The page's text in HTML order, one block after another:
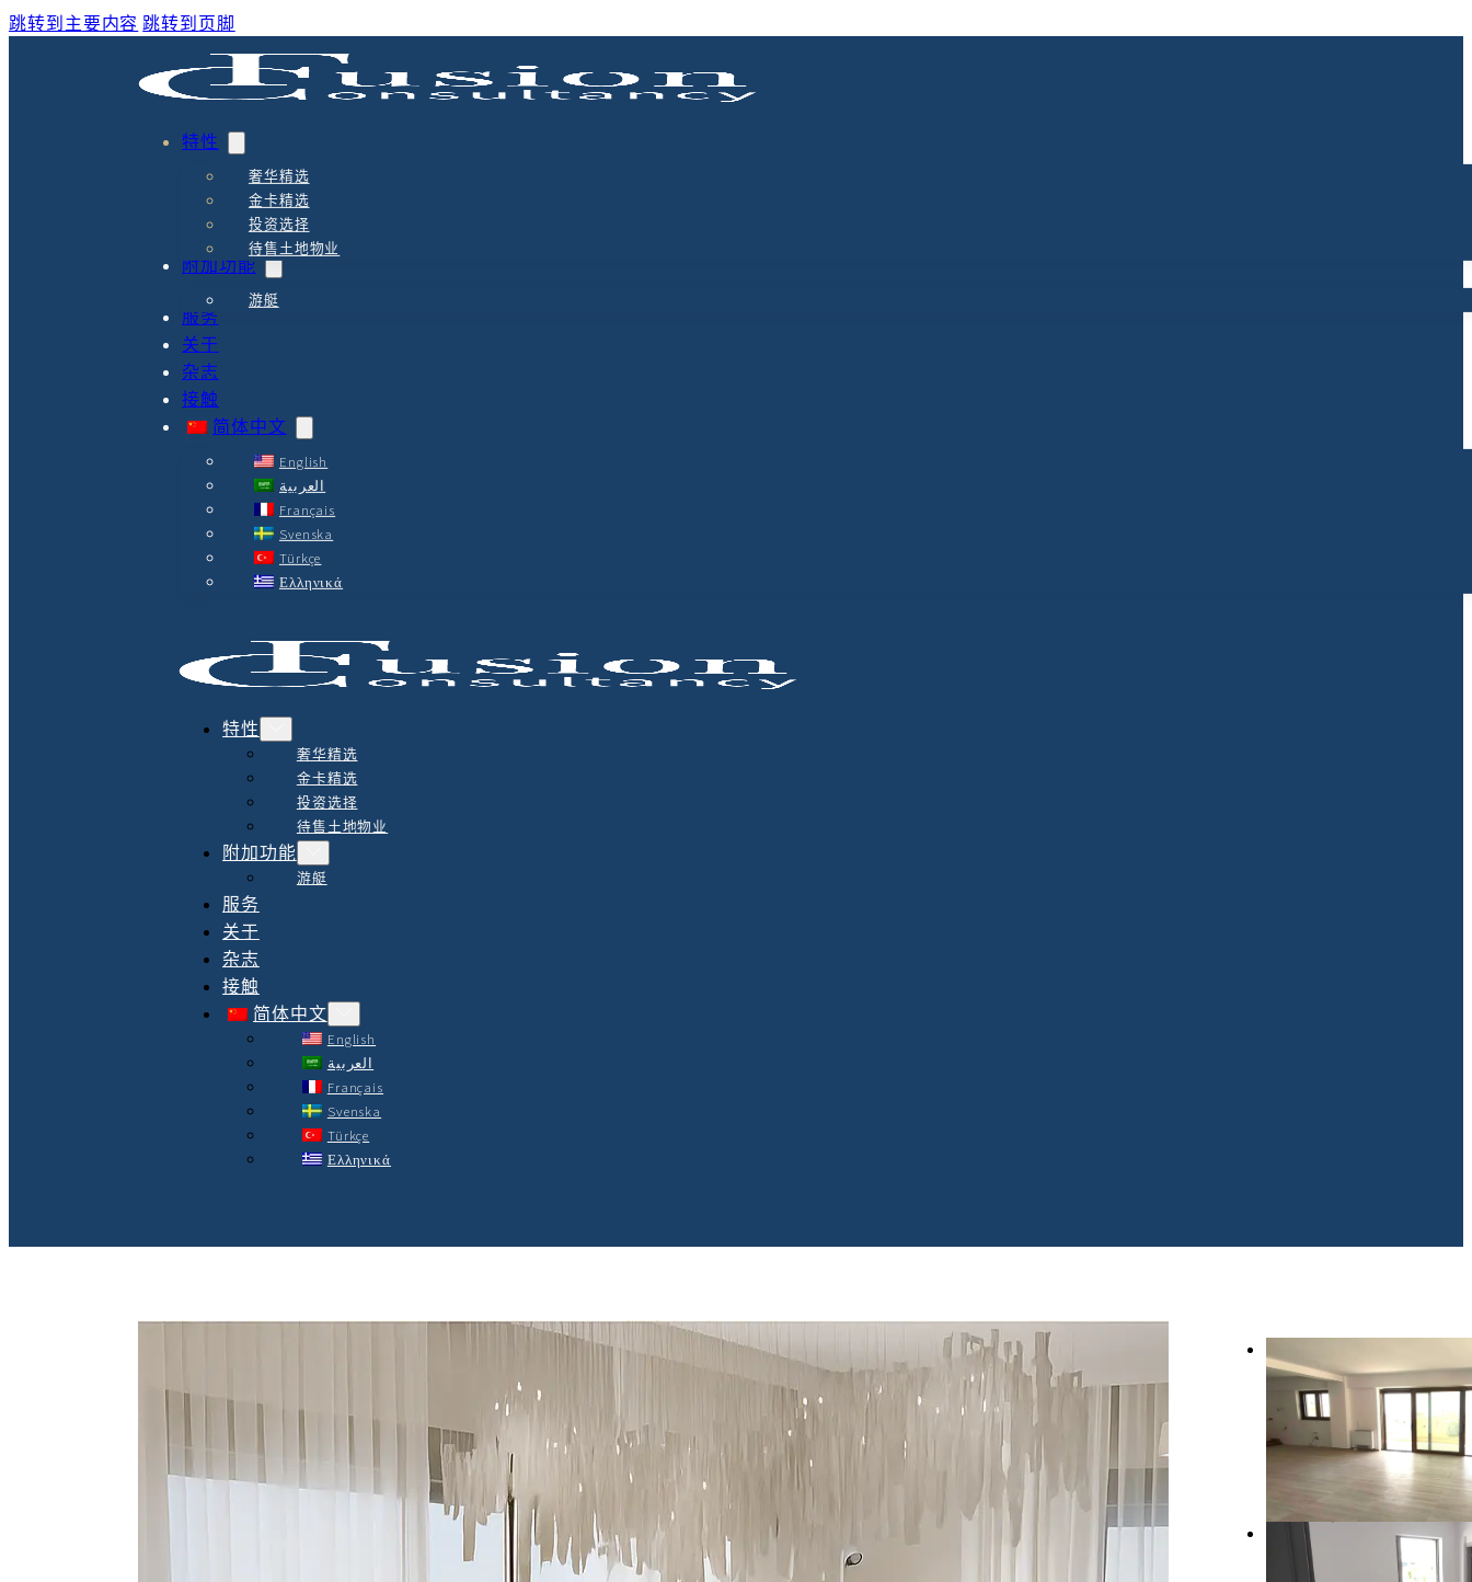
跳转到主要内容 跳转到页脚
特性
奢华精选
金卡精选
投资选择
待售土地物业
附加功能
游艇
服务
关于
杂志
接触
简体中文
English
العربية
Français
Svenska
Türkçe
Ελληνικά
特性
奢华精选
金卡精选
投资选择
待售土地物业
附加功能
游艇
服务
关于
杂志
接触
简体中文
English
العربية
Français
Svenska
Türkçe
Ελληνικά